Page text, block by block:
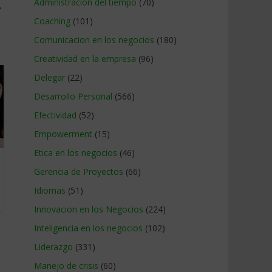
Coaching (101)
Comunicacion en los negocios (180)
Creatividad en la empresa (96)
Delegar (22)
Desarrollo Personal (566)
Efectividad (52)
Empowerment (15)
Etica en los negocios (46)
Gerencia de Proyectos (66)
Idiomas (51)
Innovacion en los Negocios (224)
Inteligencia en los negocios (102)
Liderazgo (331)
Manejo de crisis (60)